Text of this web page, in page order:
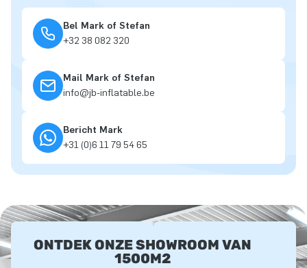
Bel Mark of Stefan
+32 38 082 320
Mail Mark of Stefan
info@jb-inflatable.be
Bericht Mark
+31 (0)6 11 79 54 65
ONTDEK ONZE SHOWROOM VAN
1500M2